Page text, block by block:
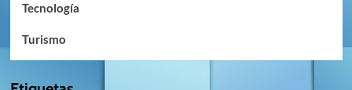
Tecnología
Turismo